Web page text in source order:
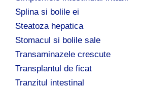
Splina si bolile ei
Steatoza hepatica
Stomacul si bolile sale
Transaminazele crescute
Transplantul de ficat
Tranzitul intestinal